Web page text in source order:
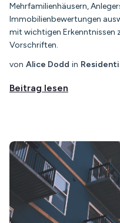
Mehrfamilienhäusern,
Immobilienbewertungen
mit wichtigen Erkenntnissen
Vorschriften.
von Alice Dodd in
Beitrag lesen